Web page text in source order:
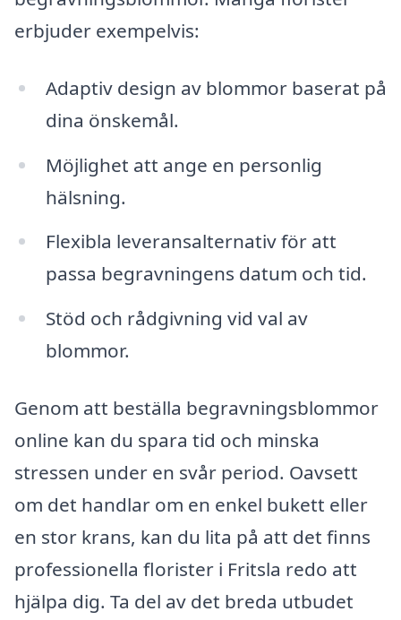
erbjuder exempelvis:
Adaptiv design av blommor baserat på
dina önskemål.
Möjlighet att ange en personlig
hälsning.
Flexibla leveransalternativ för att
passa begravningens datum och tid.
Stöd och rådgivning vid val av
blommor.
Genom att beställa begravningsblommor
online kan du spara tid och minska
stressen under en svår period. Oavsett
om det handlar om en enkel bukett eller
en stor krans, kan du lita på att det finns
professionella florister i Fritsla redo att
hjälpa dig. Ta del av det breda utbudet